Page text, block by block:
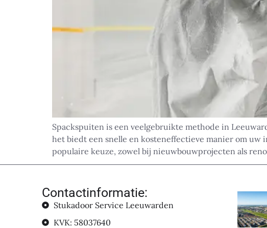
Spackspuiten is een veelgebruikte methode in
het biedt een snelle en kosteneffectieve manier om
populaire keuze, zowel bij nieuwbouwprojecten als
Contactinformatie:
Stukadoor Service Leeuwarden
KVK: 58037640